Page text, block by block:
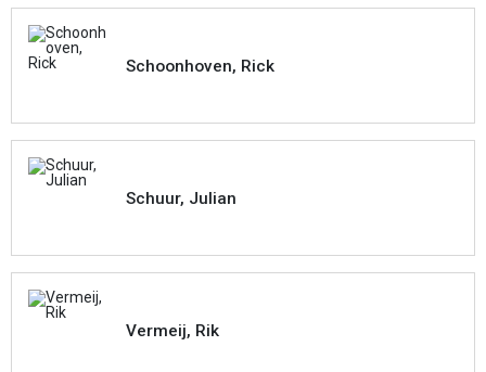
Schoonhoven, Rick
Schuur, Julian
Vermeij, Rik